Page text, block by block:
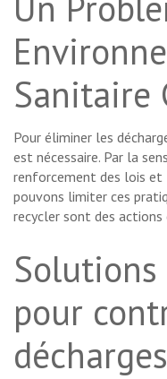
Sanitaire
Pour éliminer les
est nécessaire. Par la
renforcement des lois et
pouvons limiter ces
recycler sont des actions
pour